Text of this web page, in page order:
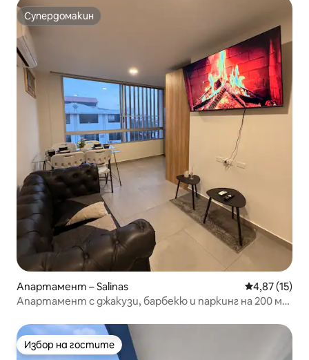
Супердомакин
Супердомакин
Апартамент – Salinas Средна
4,87 (15)
Апартамент с джакузи, барбекю и паркинг на 200 м
Избор на гостите
Избор на гостите